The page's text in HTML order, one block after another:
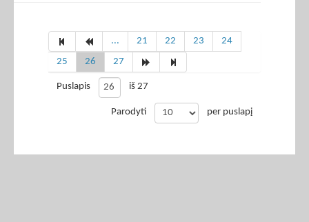
... 21 22 23
24
25
26 27
Puslapis iš 27
Parodyti per puslapį